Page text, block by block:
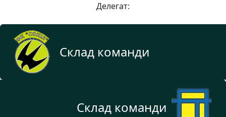
Делегат:
Склад команди
Склад команди